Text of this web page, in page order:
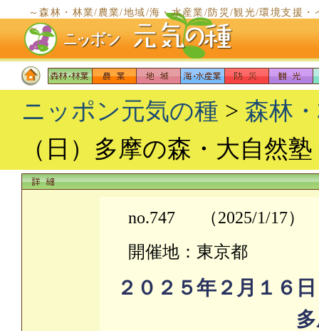
～森林・林業/農業/地域/海・水産業/防災/観光/環境支援
～
ニッポン元気の種 > 森林
（日）多摩の森・大自然
no.747
（2025/1/17）
開催地：東京都
２０２５年２月１６